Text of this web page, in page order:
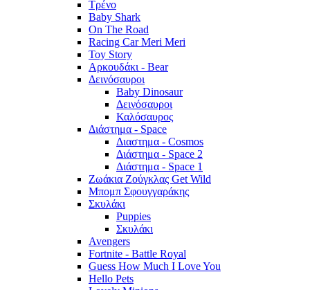
Τρένο
Baby Shark
On The Road
Racing Car Meri Meri
Toy Story
Αρκουδάκι - Bear
Δεινόσαυροι
Baby Dinosaur
Δεινόσαυροι
Καλόσαυρος
Διάστημα - Space
Διαστημα - Cosmos
Διάστημα - Space 2
Διάστημα - Space 1
Ζωάκια Ζούγκλας Get Wild
Μπομπ Σφουγγαράκης
Σκυλάκι
Puppies
Σκυλάκι
Avengers
Fortnite - Battle Royal
Guess How Much I Love You
Hello Pets